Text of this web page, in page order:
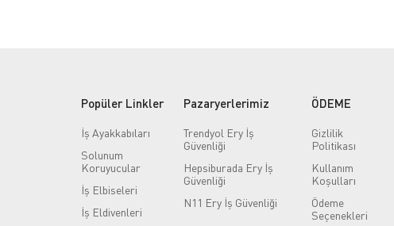
Popüler Linkler
İş Ayakkabıları
Solunum
Koruyucular
İş Elbiseleri
İş Eldivenleri
Pazaryerlerimiz
Trendyol Ery İş
Güvenliği
Hepsiburada Ery İş
Güvenliği
N11 Ery İş Güvenliği
ÖDEME
Gizlilik
Politikası
Kullanım
Koşulları
Ödeme
Seçenekleri